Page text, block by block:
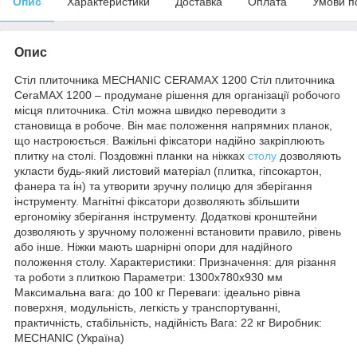
Опис
Стіл плиточника MECHANIC CERAMAX 1200 Стіл плиточника
CeraMAX 1200 – продумане рішення для організації робочого
місця плиточника. Стіл можна швидко переводити з
становища в робоче. Він має положення напрямних планок,
що настроюється. Важільні фіксатори надійно закріплюють
плитку на столі. Поздовжні планки на ніжках столу дозволяють
укласти будь-який листовий матеріал (плитка, гіпсокартон,
фанера та ін) та утворити зручну полицю для зберігання
інструменту. Магнітні фіксатори дозволяють збільшити
ергономіку зберігання інструменту. Додаткові кронштейни
дозволяють у зручному положенні встановити правило, рівень
або інше. Ніжки мають шарнірні опори для надійного
положення столу. Характеристики: Призначення: для різання
та роботи з плиткою Параметри: 1300х780х930 мм
Максимальна вага: до 100 кг Переваги: ідеально рівна
поверхня, модульність, легкість у транспортуванні,
практичність, стабільність, надійність Вага: 22 кг Виробник:
MECHANIC (Україна)